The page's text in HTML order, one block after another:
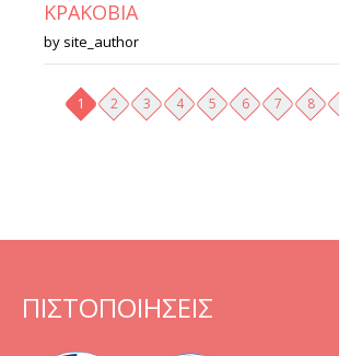
ΚΡΑΚΟΒΙΑ
by site_author
Σελίδες
1 2 3 4 5 6 7 8
ΠΙΣΤΟΠΟΙΗΣΕΙΣ